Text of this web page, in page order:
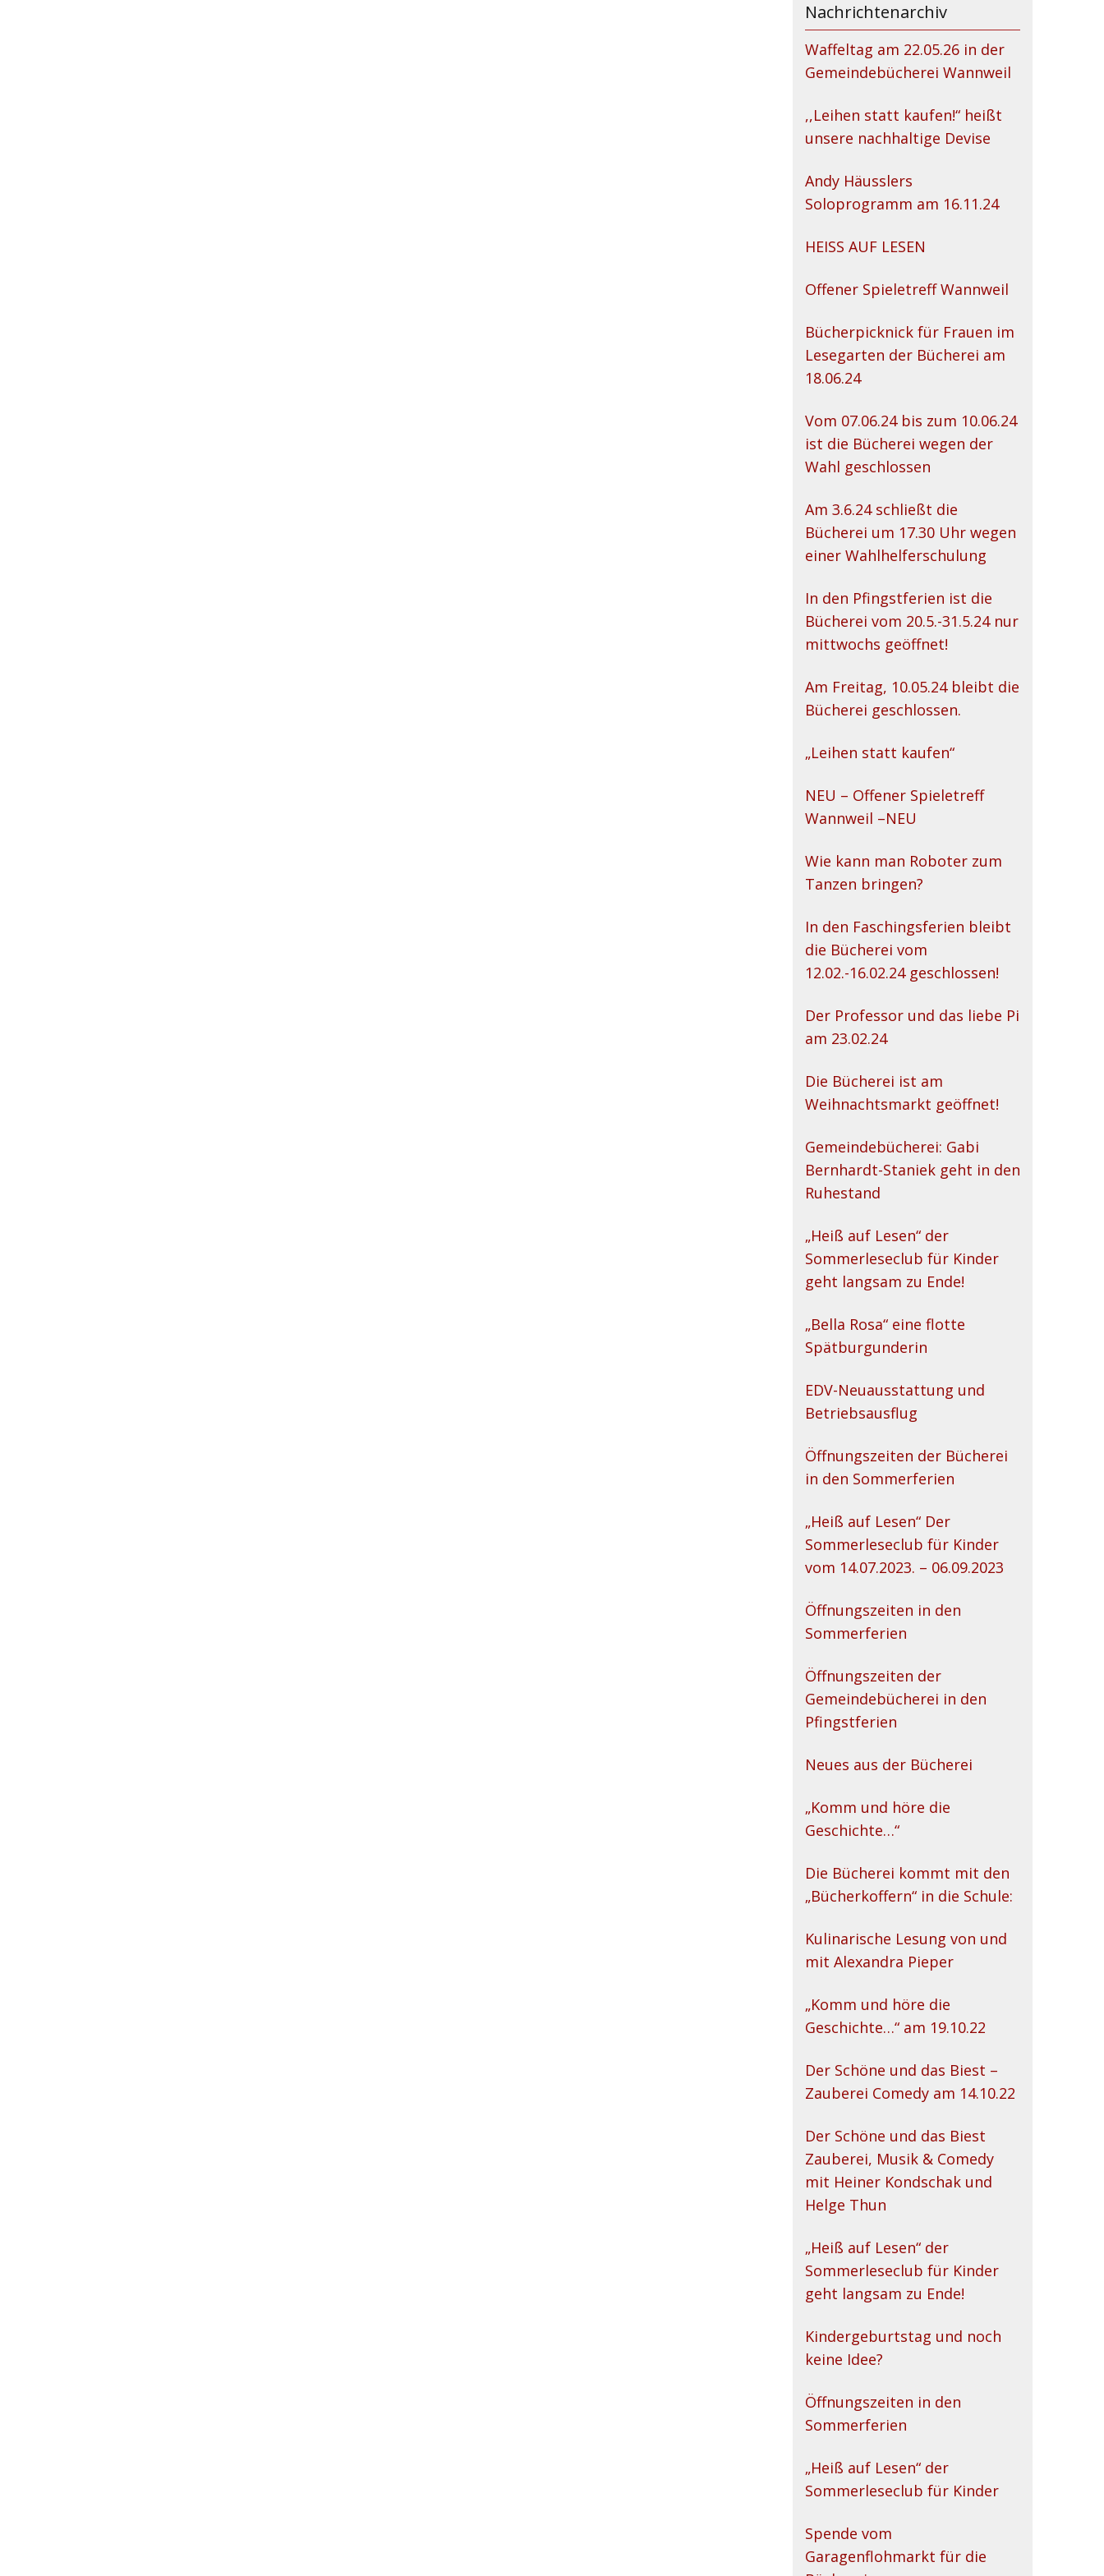
Nachrichtenarchiv
Waffeltag am 22.05.26 in der
Gemeindebücherei Wannweil
,,Leihen statt kaufen!“ heißt
unsere nachhaltige Devise
Andy Häusslers
Soloprogramm am 16.11.24
HEISS AUF LESEN
Offener Spieletreff Wannweil
Bücherpicknick für Frauen im
Lesegarten der Bücherei am
18.06.24
Vom 07.06.24 bis zum 10.06.24
ist die Bücherei wegen der
Wahl geschlossen
Am 3.6.24 schließt die
Bücherei um 17.30 Uhr wegen
einer Wahlhelferschulung
In den Pfingstferien ist die
Bücherei vom 20.5.-31.5.24 nur
mittwochs geöffnet!
Am Freitag, 10.05.24 bleibt die
Bücherei geschlossen.
„Leihen statt kaufen“
NEU – Offener Spieletreff
Wannweil –NEU
Wie kann man Roboter zum
Tanzen bringen?
In den Faschingsferien bleibt
die Bücherei vom
12.02.-16.02.24 geschlossen!
Der Professor und das liebe Pi
am 23.02.24
Die Bücherei ist am
Weihnachtsmarkt geöffnet!
Gemeindebücherei: Gabi
Bernhardt-Staniek geht in den
Ruhestand
„Heiß auf Lesen“ der
Sommerleseclub für Kinder
geht langsam zu Ende!
„Bella Rosa“ eine flotte
Spätburgunderin
EDV-Neuausstattung und
Betriebsausflug
Öffnungszeiten der Bücherei
in den Sommerferien
„Heiß auf Lesen“ Der
Sommerleseclub für Kinder
vom 14.07.2023. – 06.09.2023
Öffnungszeiten in den
Sommerferien
Öffnungszeiten der
Gemeindebücherei in den
Pfingstferien
Neues aus der Bücherei
„Komm und höre die
Geschichte…“
Die Bücherei kommt mit den
„Bücherkoffern“ in die Schule:
Kulinarische Lesung von und
mit Alexandra Pieper
„Komm und höre die
Geschichte…“ am 19.10.22
Der Schöne und das Biest –
Zauberei Comedy am 14.10.22
Der Schöne und das Biest
Zauberei, Musik & Comedy
mit Heiner Kondschak und
Helge Thun
„Heiß auf Lesen“ der
Sommerleseclub für Kinder
geht langsam zu Ende!
Kindergeburtstag und noch
keine Idee?
Öffnungszeiten in den
Sommerferien
„Heiß auf Lesen“ der
Sommerleseclub für Kinder
Spende vom
Garagenflohmarkt für die